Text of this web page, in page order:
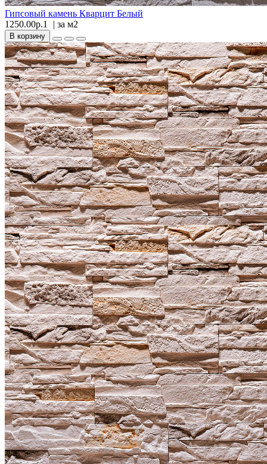
Гипсовый камень Кварцит Белый
1250.00р.1
| за м2
В корзину